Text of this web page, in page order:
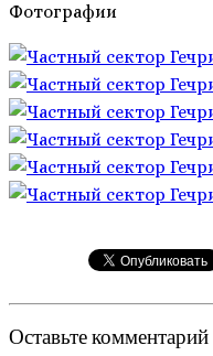
Фотографии
Оставьте комментарий